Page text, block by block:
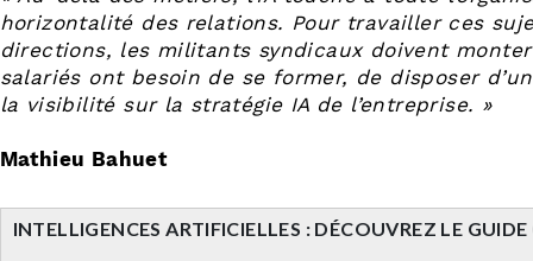
horizontalité des relations. Pour travailler ces
directions, les militants syndicaux doivent
salariés ont besoin de se former, de disposer
la visibilité sur la stratégie IA de l’entreprise. »
Mathieu Bahuet
INTELLIGENCES ARTIFICIELLES : DÉCOUVREZ LE GUIDE